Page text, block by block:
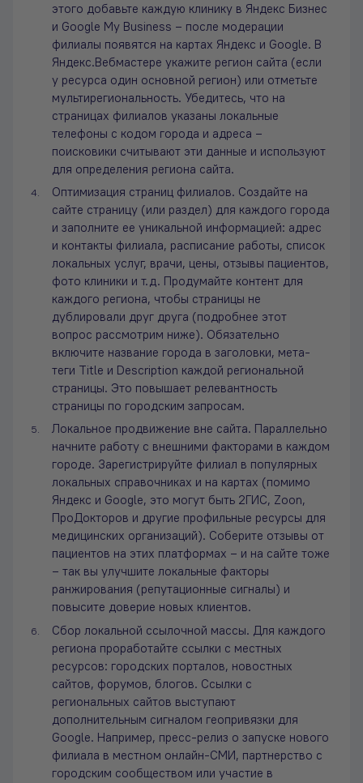
этого добавьте каждую клинику в Яндекс Бизнес
и Google My Business – после модерации
филиалы появятся на картах Яндекс и Google. В
Яндекс.Вебмастере укажите регион сайта (если
у ресурса один основной регион) или отметьте
мультирегиональность. Убедитесь, что на
страницах филиалов указаны локальные
телефоны с кодом города и адреса –
поисковики считывают эти данные и используют
для определения региона сайта.
Оптимизация страниц филиалов. Создайте на
сайте страницу (или раздел) для каждого города
и заполните ее уникальной информацией: адрес
и контакты филиала, расписание работы, список
локальных услуг, врачи, цены, отзывы пациентов,
фото клиники и т.д. Продумайте контент для
каждого региона, чтобы страницы не
дублировали друг друга (подробнее этот
вопрос рассмотрим ниже). Обязательно
включите название города в заголовки, мета-
теги Title и Description каждой региональной
страницы. Это повышает релевантность
страницы по городским запросам.
Локальное продвижение вне сайта. Параллельно
начните работу с внешними факторами в каждом
городе. Зарегистрируйте филиал в популярных
локальных справочниках и на картах (помимо
Яндекс и Google, это могут быть 2ГИС, Zoon,
ПроДокторов и другие профильные ресурсы для
медицинских организаций). Соберите отзывы от
пациентов на этих платформах – и на сайте тоже
– так вы улучшите локальные факторы
ранжирования (репутационные сигналы) и
повысите доверие новых клиентов.
Сбор локальной ссылочной массы. Для каждого
региона проработайте ссылки с местных
ресурсов: городских порталов, новостных
сайтов, форумов, блогов. Ссылки с
региональных сайтов выступают
дополнительным сигналом геопривязки для
Google. Например, пресс-релиз о запуске нового
филиала в местном онлайн-СМИ, партнерство с
городским сообществом или участие в